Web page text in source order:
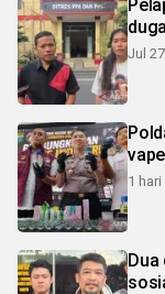
Jul
1 hari
Dua